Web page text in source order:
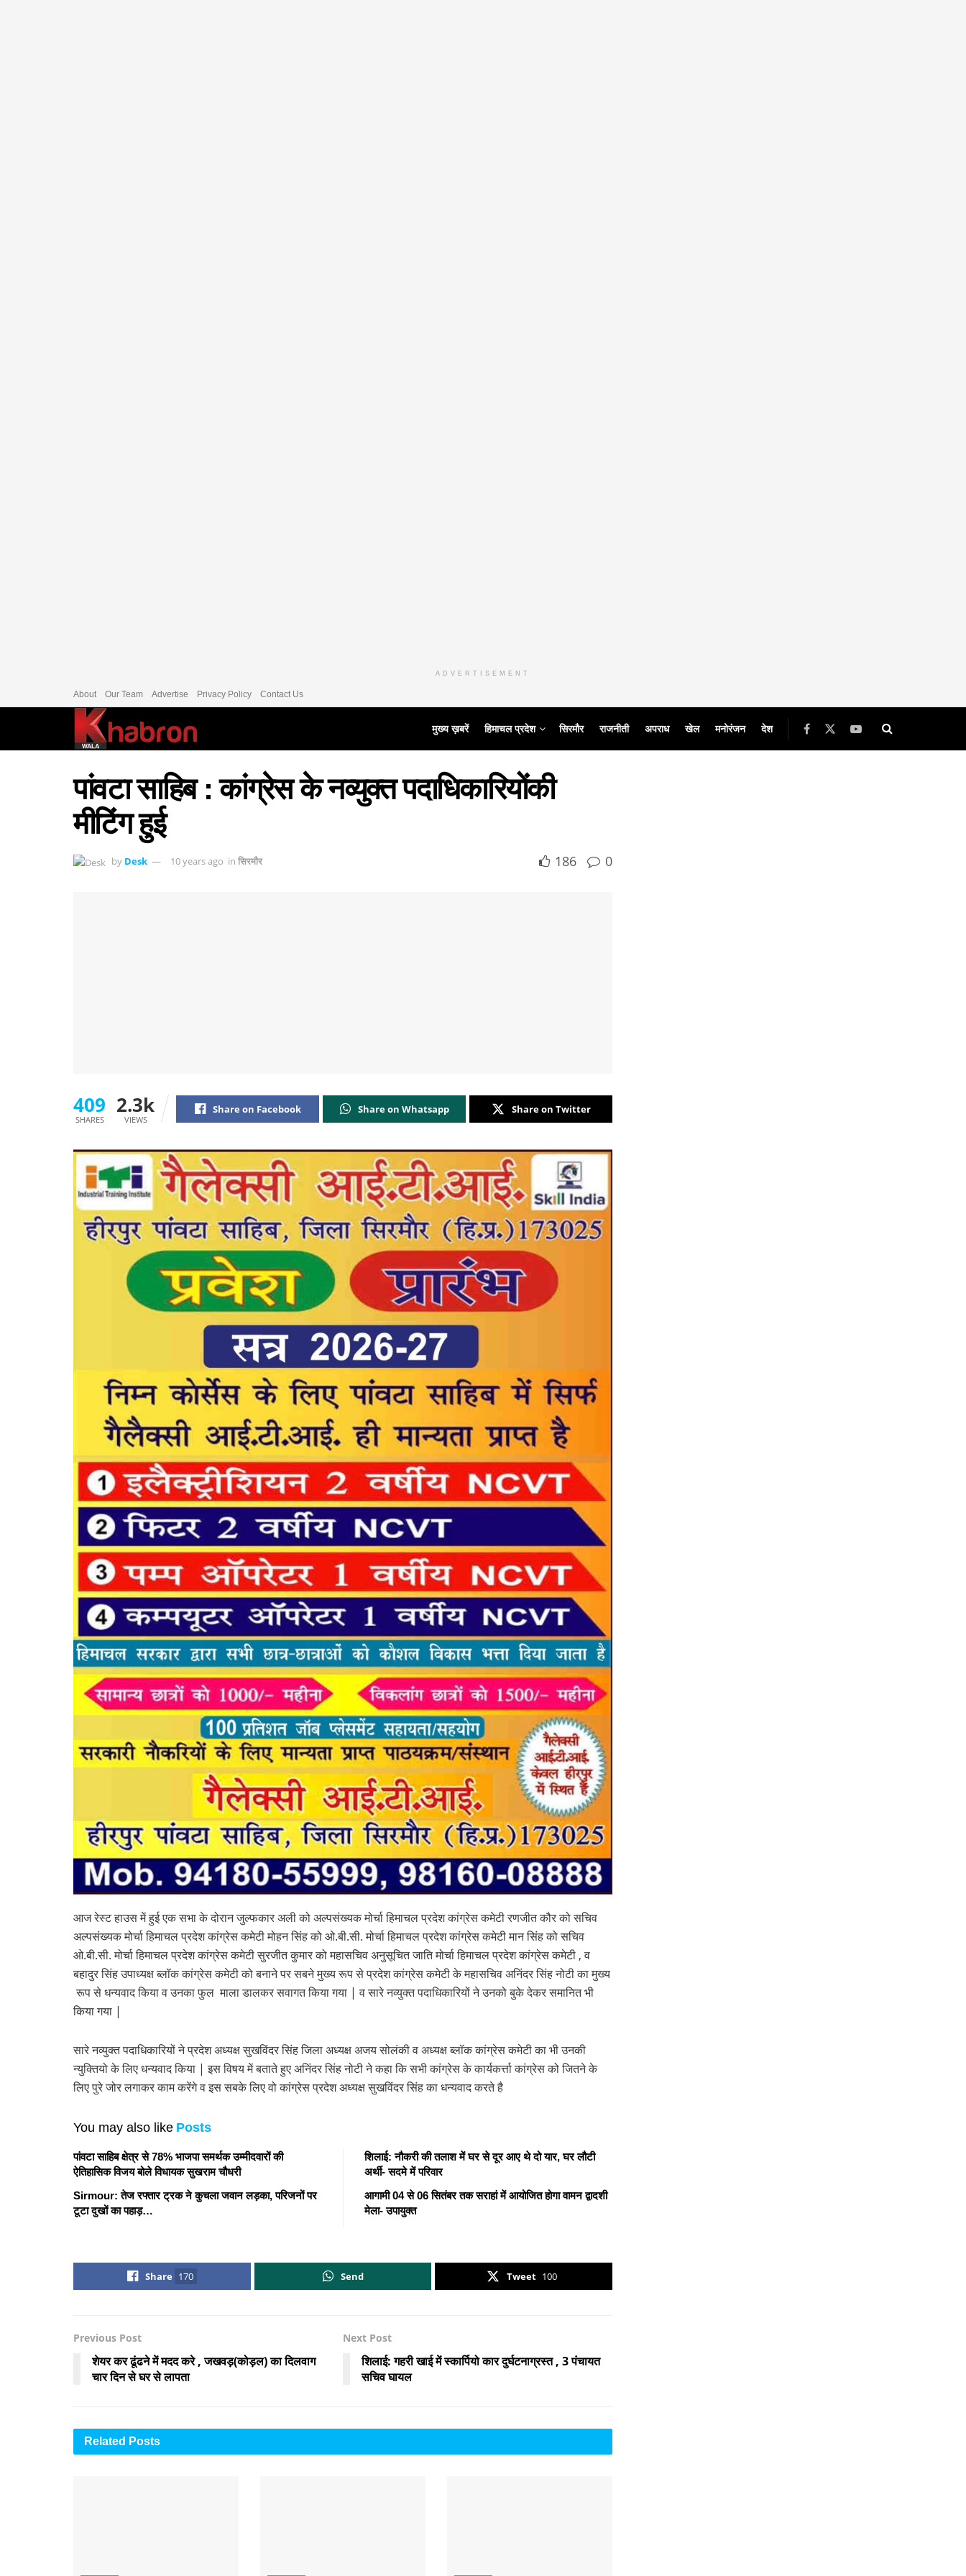
ADVERTISEMENT
About Our Team Advertise Privacy Policy Contact Us
मुख्य ख़बरें हिमाचल प्रदेश सिरमौर राजनीती अपराध खेल मनोरंजन देश
पांवटा साहिब : कांग्रेस के नव्युक्त पदाधिकारियोंकी
मीटिंग हुई
by Desk 10 years ago in सिरमौर 186 0
409
SHARES
2.3k
VIEWS
Share on Facebook Share on Whatsapp Share on Twitter
आज रेस्ट हाउस में हुई एक सभा के दोरान जुल्फकार अली को अल्पसंख्यक मोर्चा हिमाचल प्रदेश कांग्रेस कमेटी रणजीत कौर को सचिव
अल्पसंख्यक मोर्चा हिमाचल प्रदेश कांग्रेस कमेटी मोहन सिंह को ओ.बी.सी. मोर्चा हिमाचल प्रदेश कांग्रेस कमेटी मान सिंह को सचिव
ओ.बी.सी. मोर्चा हिमाचल प्रदेश कांग्रेस कमेटी सुरजीत कुमार को महासचिव अनुसूचित जाति मोर्चा हिमाचल प्रदेश कांग्रेस कमेटी , व
बहादुर सिंह उपाध्यक्ष ब्लॉक कांग्रेस कमेटी को बनाने पर सबने मुख्य रूप से प्रदेश कांग्रेस कमेटी के महासचिव अनिंदर सिंह नोटी का मुख्य
रूप से धन्यवाद किया व उनका फुल माला डालकर सवागत किया गया | व सारे नव्युक्त पदाधिकारियों ने उनको बुके देकर समानित भी
किया गया |
सारे नव्युक्त पदाधिकारियों ने प्रदेश अध्यक्ष सुखविंदर सिंह जिला अध्यक्ष अजय सोलंकी व अध्यक्ष ब्लॉक कांग्रेस कमेटी का भी उनकी
न्युक्तियो के लिए धन्यवाद किया | इस विषय में बताते हुए अनिंदर सिंह नोटी ने कहा कि सभी कांग्रेस के कार्यकर्त्ता कांग्रेस को जितने के
लिए पुरे जोर लगाकर काम करेंगे व इस सबके लिए वो कांग्रेस प्रदेश अध्यक्ष सुखविंदर सिंह का धन्यवाद करते है
You may also like Posts
पांवटा साहिब क्षेत्र से 78% भाजपा समर्थक उम्मीदवारों की
ऐतिहासिक विजय बोले विधायक सुखराम चौधरी
Sirmour: तेज रफ्तार ट्रक ने कुचला जवान लड़का, परिजनों पर
टूटा दुखों का पहाड़…
शिलाई: नौकरी की तलाश में घर से दूर आए थे दो यार, घर लौटी
अर्थी- सदमे में परिवार
आगामी 04 से 06 सितंबर तक सराहां में आयोजित होगा वामन द्वादशी
मेला- उपायुक्त
Share 170 Send Tweet 100
Previous Post
शेयर कर ढूंढने में मदद करे , जखवड़(कोड़ल) का दिलवाग
चार दिन से घर से लापता
Next Post
शिलाई: गहरी खाई में स्कार्पियो कार दुर्घटनाग्रस्त , 3 पंचायत
सचिव घायल
Related Posts